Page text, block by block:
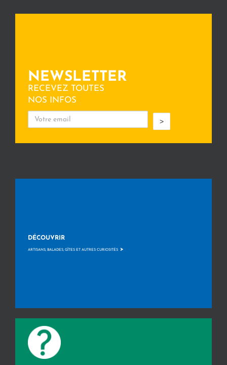
NEWSLETTER
RECEVEZ TOUTES
NOS INFOS
>
DÉCOUVRIR
ARTISANS, BALADES, GÎTES ET AUTRES CURIOSITÉS >